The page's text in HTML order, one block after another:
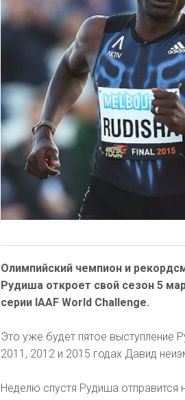
Олимпийский чемпион и
Рудиша откроет свой сезон 5
серии IAAF World Challenge.
Это уже будет пятое выступление
2011, 2012 и 2015 годах Давид
Неделю спустя Рудиша отправится